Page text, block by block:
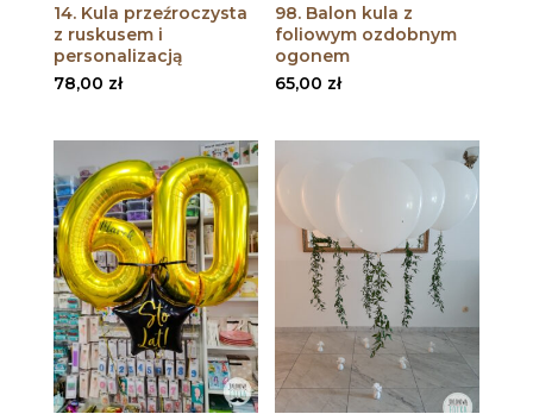
14. Kula przeźroczysta
z ruskusem i
personalizacją
78,00 zł
98. Balon kula z
foliowym ozdobnym
ogonem
65,00 zł